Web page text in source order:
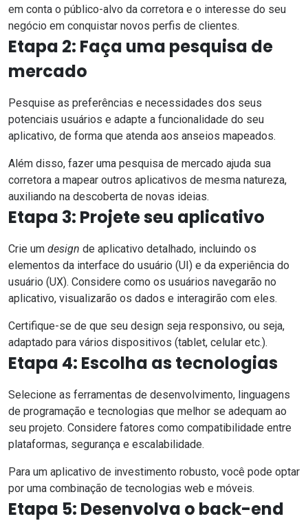
em conta o público-alvo da corretora e o interesse do seu
negócio em conquistar novos perfis de clientes.
Etapa 2: Faça uma pesquisa de
mercado
Pesquise as preferências e necessidades dos seus
potenciais usuários e adapte a funcionalidade do seu
aplicativo, de forma que atenda aos anseios mapeados.
Além disso, fazer uma pesquisa de mercado ajuda sua
corretora a mapear outros aplicativos de mesma natureza,
auxiliando na descoberta de novas ideias.
Etapa 3: Projete seu aplicativo
Crie um design de aplicativo detalhado, incluindo os
elementos da interface do usuário (UI) e da experiência do
usuário (UX). Considere como os usuários navegarão no
aplicativo, visualizarão os dados e interagirão com eles.
Certifique-se de que seu design seja responsivo, ou seja,
adaptado para vários dispositivos (tablet, celular etc.).
Etapa 4: Escolha as tecnologias
Selecione as ferramentas de desenvolvimento, linguagens
de programação e tecnologias que melhor se adequam ao
seu projeto. Considere fatores como compatibilidade entre
plataformas, segurança e escalabilidade.
Para um aplicativo de investimento robusto, você pode optar
por uma combinação de tecnologias web e móveis.
Etapa 5: Desenvolva o back-end